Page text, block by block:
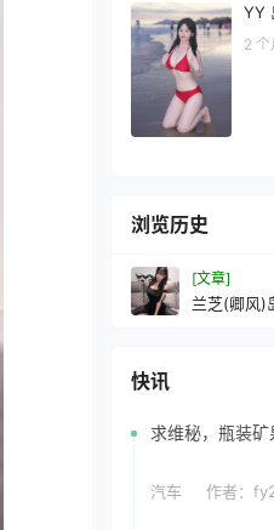
YY
2 个
浏览历史
[文章]
兰芝(卿风)
快讯
求维秘，瓶装矿
汽车 作者：